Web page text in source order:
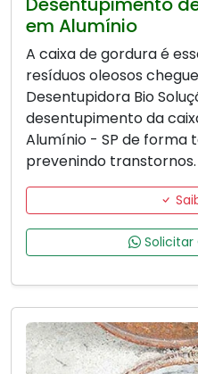
em Alumínio
A caixa de gordura é
resíduos oleosos
Desentupidora Bio
desentupimento da
Alumínio - SP de forma
prevenindo transtornos.